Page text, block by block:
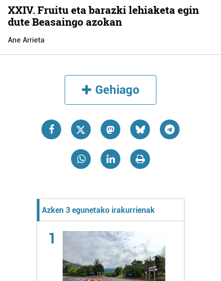
XXIV. Fruitu eta barazki lehiaketa egin
dute Beasaingo azokan
Ane Arrieta
Gehiago
Azken 3 egunetako irakurrienak
1